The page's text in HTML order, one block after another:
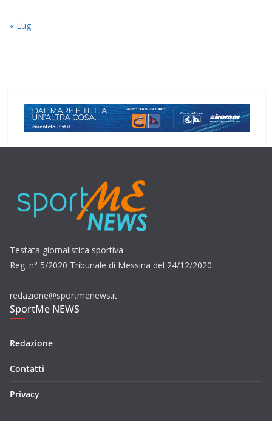
« Lug
Testata giornalistica sportiva
Reg. n° 5/2020 Tribunale di Messina del 24/12/2020
redazione@sportmenews.it
SportMe NEWS
Redazione
Contatti
Privacy